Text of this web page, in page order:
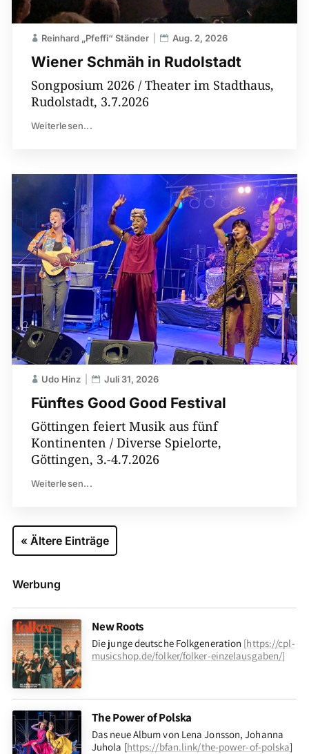
Wiener Schmäh in Rudolstadt
Reinhard „Pfeffi“ Ständer Aug. 2, 2026
Songposium 2026 / Theater im Stadthaus,
Rudolstadt, 3.7.2026
Weiterlesen...
Fünftes Good Good Festival
Udo Hinz Juli 31, 2026
Göttingen feiert Musik aus fünf
Kontinenten / Diverse Spielorte,
Göttingen, 3.-4.7.2026
Weiterlesen...
« Ältere Einträge
Werbung
New Roots
Die junge deutsche Folkgeneration [https://cpl-
musicshop.de/folker/folker-einzelausgaben/]
The Power of Polska
Das neue Album von Lena Jonsson, Johanna
Juhola [https://bfan.link/the-power-of-polska]